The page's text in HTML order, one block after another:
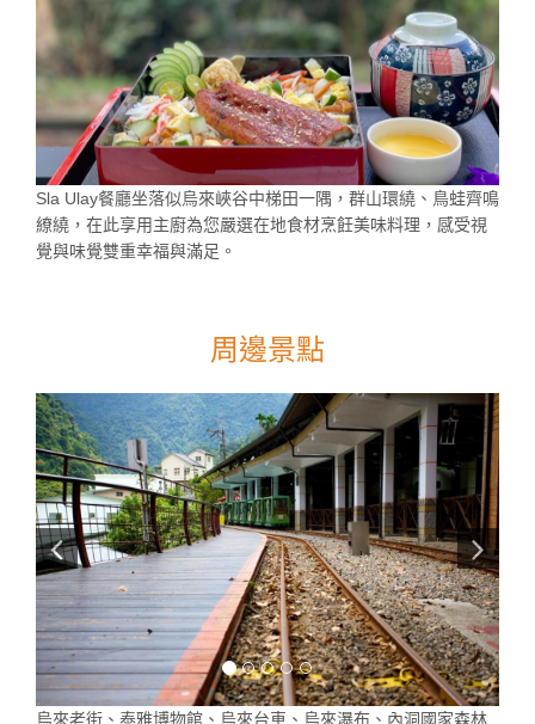
Sla Ulay餐廳坐落似烏來峽谷中梯田一隅，群山環繞、鳥蛙齊鳴
繚繞，在此享用主廚為您嚴選在地食材烹飪美味料理，感受視
覺與味覺雙重幸福與滿足。
周邊景點
烏來老街、泰雅博物館、烏來台車、烏來瀑布、內洞國家森林